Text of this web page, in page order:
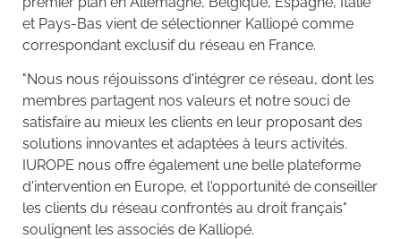
et Pays-Bas vient de sélectionner Kalliopé comme
correspondant exclusif du réseau en France.
"Nous nous réjouissons d'intégrer ce réseau, dont les
membres partagent nos valeurs et notre souci de
satisfaire au mieux les clients en leur proposant des
solutions innovantes et adaptées à leurs activités.
IUROPE nous offre également une belle plateforme
d'intervention en Europe, et l'opportunité de conseiller
les clients du réseau confrontés au droit français"
soulignent les associés de Kalliopé.